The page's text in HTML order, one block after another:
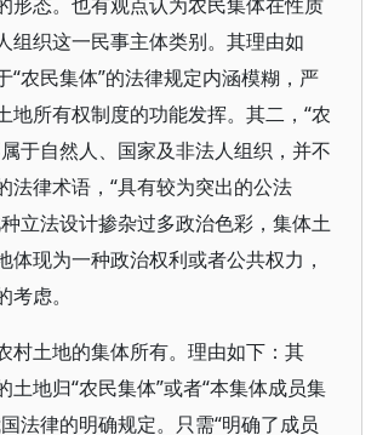
组织这一民事主体类别。其理由如
“农民集体”的法律规定内涵模糊，严
地所有权制度的功能发挥。其二，“农
于自然人、国家及非法人组织，并不
法律术语，“具有较为突出的公法
立法设计掺杂过多政治色彩，集体土
体现为一种政治权利或者公共权力，
虑。
村土地的集体所有。理由如下：其
土地归“农民集体”或者“本集体成员集
法律的明确规定。只需“明确了成员